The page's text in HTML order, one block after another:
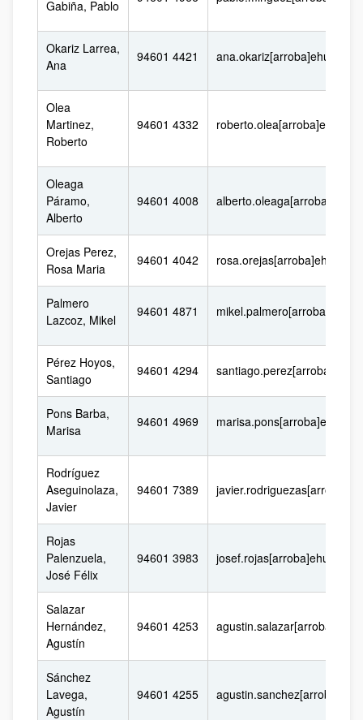
Gabiña, Pablo
Okariz Larrea,
Ana
94601 4421 ana.okariz[arroba]ehu.eus
Olea
Martinez,
Roberto
94601 4332 roberto.olea[arroba]ehu.eus
Oleaga
Páramo,
Alberto
94601 4008
Orejas Perez,
Rosa Maria
94601 4042 rosa.orejas[arroba]ehu.eus
Palmero
Lazcoz, Mikel
94601 4871
Pérez Hoyos,
Santiago
94601 4294
Pons Barba,
Marisa
94601 4969 marisa.pons[arroba]ehu.eus
Rodríguez
Aseguinolaza,
Javier
94601 7389
Rojas
Palenzuela,
José Félix
94601 3983 josef.rojas[arroba]ehu.eus
Salazar
Hernández,
Agustín
94601 4253
Sánchez
Lavega,
Agustín
94601 4255